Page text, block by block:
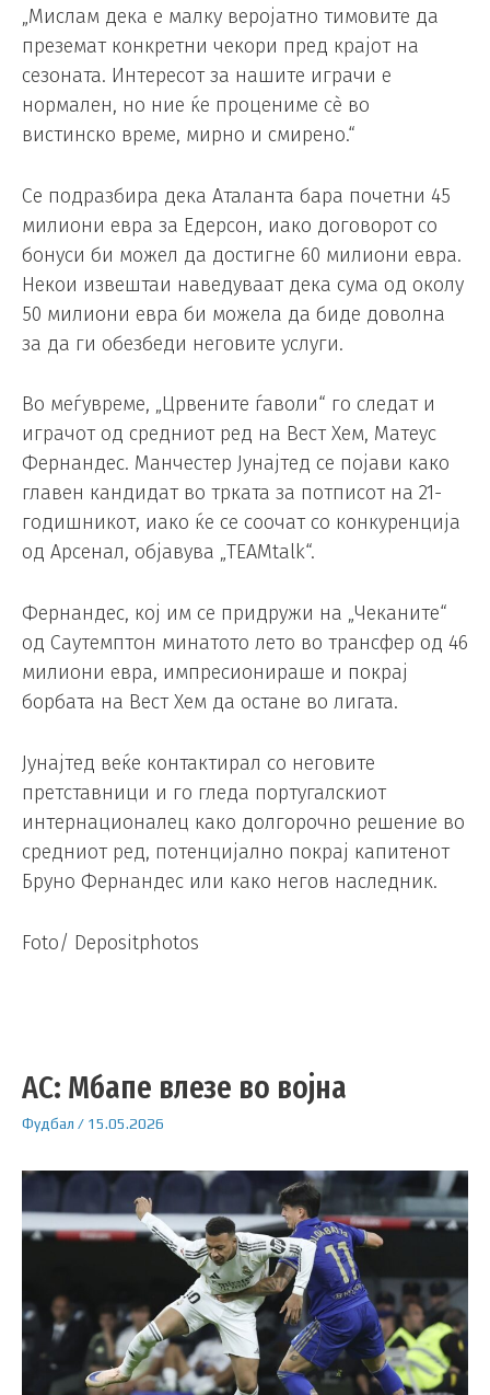
„Мислам дека е малку веројатно тимовите да
преземат конкретни чекори пред крајот на
сезоната. Интересот за нашите играчи е
нормален, но ние ќе процениме сè во
вистинско време, мирно и смирено.“
Се подразбира дека Аталанта бара почетни 45
милиони евра за Едерсон, иако договорот со
бонуси би можел да достигне 60 милиони евра.
Некои извештаи наведуваат дека сума од околу
50 милиони евра би можела да биде доволна
за да ги обезбеди неговите услуги.
Во меѓувреме, „Црвените ѓаволи“ го следат и
играчот од средниот ред на Вест Хем, Матеус
Фернандес. Манчестер Јунајтед се појави како
главен кандидат во трката за потписот на 21-
годишникот, иако ќе се соочат со конкуренција
од Арсенал, објавува „TEAMtalk“.
Фернандес, кој им се придружи на „Чеканите“
од Саутемптон минатото лето во трансфер од 46
милиони евра, импресионираше и покрај
борбата на Вест Хем да остане во лигата.
Јунајтед веќе контактирал со неговите
претставници и го гледа португалскиот
интернационалец како долгорочно решение во
средниот ред, потенцијално покрај капитенот
Бруно Фернандес или како негов наследник.
Foto/ Depositphotos
АС: Мбапе влезе во војна
Фудбал / 15.05.2026